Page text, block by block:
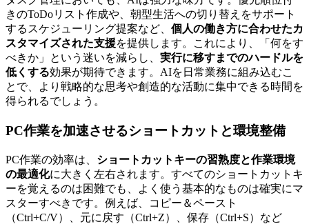
きのToDoリスト作成や、朝型生活への切り替えをサポート
するスケジューリング提案など、 個人の働き方に合わせたカ
スタマイズされた支援を提供します。これにより、「何をす
べきか」という迷いを減らし、 実行に移すまでのハードルを
低くする効果が期待できます。AIを日常業務に組み込むこ
とで、より戦略的な思考や創造的な活動に集中できる時間を
得られるでしょう。
PC作業を加速させるショートカットと環境整備
PC作業の効率は、 ショートカットキーの習熟度と作業環境
の最適化に大きく左右されます。すべてのショートカットキ
ーを覚えるのは困難でも、よく使う基本的なものは確実にマ
スターすべきです。例えば、コピー＆ペースト
（Ctrl+C/V）、元に戻す（Ctrl+Z）、保存（Ctrl+S）など